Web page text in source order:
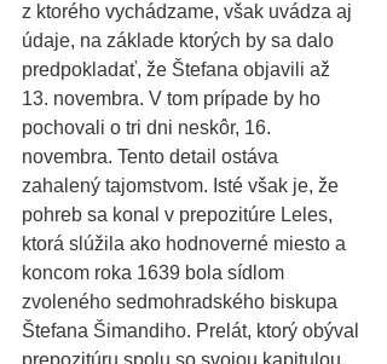
z ktorého vychádzame, však uvádza aj
údaje, na základe ktorých by sa dalo
predpokladať, že Štefana objavili až
13. novembra. V tom prípade by ho
pochovali o tri dni neskôr, 16.
novembra. Tento detail ostáva
zahalený tajomstvom. Isté však je, že
pohreb sa konal v prepozitúre Leles,
ktorá slúžila ako hodnoverné miesto a
koncom roka 1639 bola sídlom
zvoleného sedmohradského biskupa
Štefana Šimandiho. Prelát, ktorý obýval